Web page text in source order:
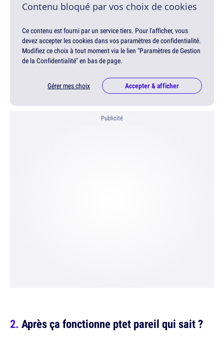
Contenu bloqué par vos choix de cookies
Ce contenu est fourni par un service tiers. Pour l'afficher, vous
devez accepter les cookies dans vos paramètres de confidentialité.
Modifiez ce choix à tout moment via le lien "Paramètres de Gestion
de la Confidentialité" en bas de page.
Gérer mes choix Accepter & afficher
Publicité
Après ça fonctionne ptet pareil qui sait ?